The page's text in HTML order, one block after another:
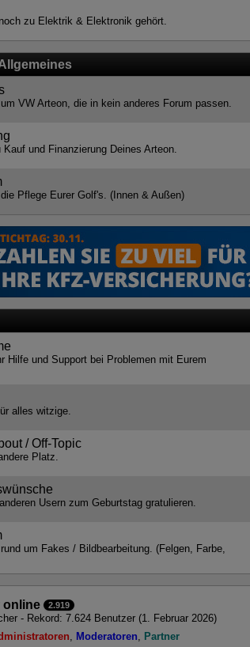
zu Elektrik & Elektronik gehört.
VW Arteon, die in kein anderes Forum passen.
und Finanzierung Deines Arteon.
Pflege Eurer Golf's. (Innen & Außen)
Hilfe und Support bei Problemen mit Eurem
alles witzige.
/ Off-Topic
Platz.
Usern zum Geburtstag gratulieren.
um Fakes / Bildbearbeitung. (Felgen, Farbe,
online 2.919
- Rekord: 7.624 Benutzer (1. Februar 2026)
Moderatoren Partner